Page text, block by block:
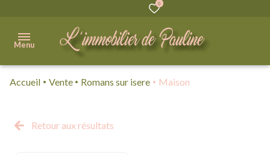
0
Menu
Acheter
Accueil Vente Romans sur isere Maison
Retour aux résultats